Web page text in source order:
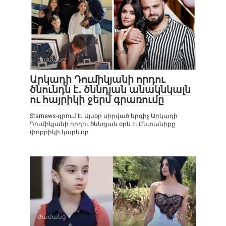
Ժամանց 0
Արկադի Դումիկյանի որդու
ծնունդն է․ ծննդյան անակնկալն
ու հայրիկի ջերմ գրառումը
Starnews-գրում է․ Այսօր սիրված երգիչ Արկադի
Դումիկյանի որդու ծննդյան օրն է։ Ընտանիքը
փոքրիկի կարևոր
Ժամանց 0